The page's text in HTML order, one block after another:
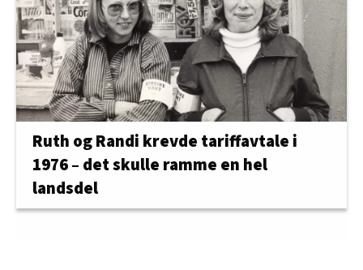
Ruth og Randi krevde tariffavtale i
1976 – det skulle ramme en hel
landsdel